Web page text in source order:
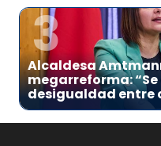
3
Alcaldesa
megarreforma:
desigualdad entre